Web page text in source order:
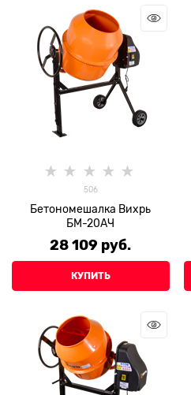
506
Бетономешалка Вихрь
БМ-20АЧ
28 109 руб.
КУПИТЬ